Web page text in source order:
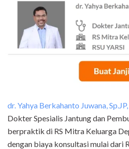
dr. Yahya Berkahanto Juwana,
Dokter Spesialis Jantung dan
berpraktik di RS Mitra Keluarga
dengan biaya konsultasi mulai dari